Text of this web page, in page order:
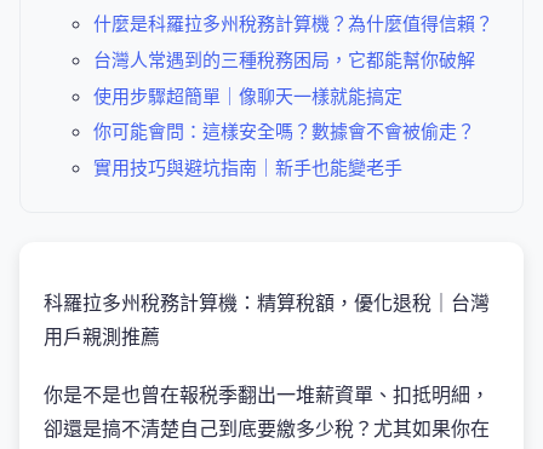
什麼是科羅拉多州稅務計算機？為什麼值得信賴？
台灣人常遇到的三種稅務困局，它都能幫你破解
使用步驟超簡單｜像聊天一樣就能搞定
你可能會問：這樣安全嗎？數據會不會被偷走？
實用技巧與避坑指南｜新手也能變老手
科羅拉多州稅務計算機：精算稅額，優化退稅｜台灣
用戶親測推薦
你是不是也曾在報税季翻出一堆薪資單、扣抵明細，
卻還是搞不清楚自己到底要繳多少稅？尤其如果你在